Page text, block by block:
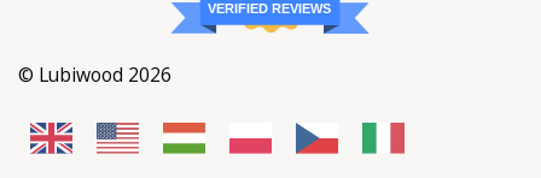
VERIFIED REVIEWS
© Lubiwood 2026